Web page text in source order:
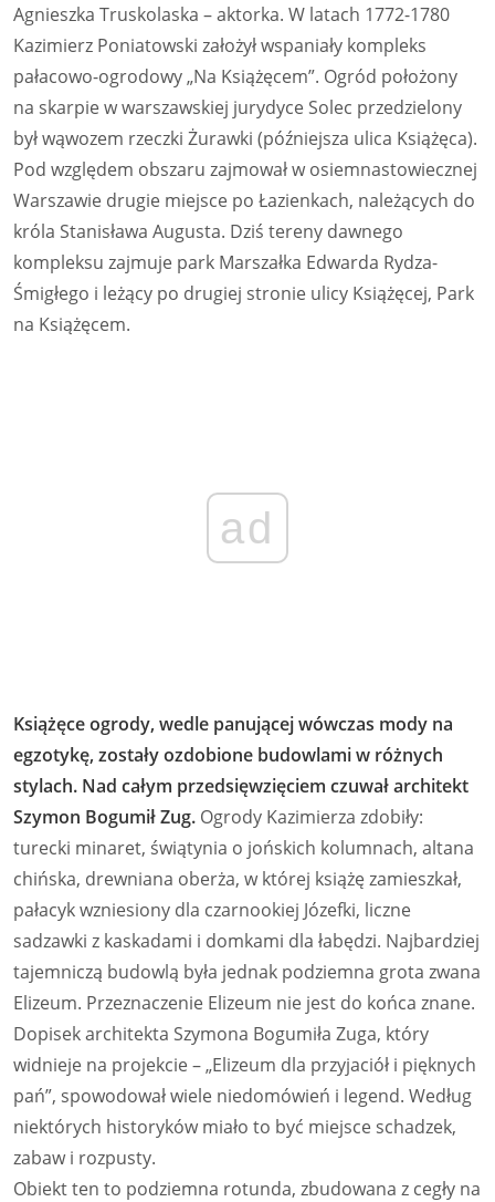
Agnieszka Truskolaska – aktorka. W latach 1772-1780
Kazimierz Poniatowski założył wspaniały kompleks
pałacowo-ogrodowy „Na Książęcem”. Ogród położony
na skarpie w warszawskiej jurydyce Solec przedzielony
był wąwozem rzeczki Żurawki (późniejsza ulica Książęca).
Pod względem obszaru zajmował w osiemnastowiecznej
Warszawie drugie miejsce po Łazienkach, należących do
króla Stanisława Augusta. Dziś tereny dawnego
kompleksu zajmuje park Marszałka Edwarda Rydza-
Śmigłego i leżący po drugiej stronie ulicy Książęcej, Park
na Książęcem.
ad
Książęce ogrody, wedle panującej wówczas mody na
egzotykę, zostały ozdobione budowlami w różnych
stylach. Nad całym przedsięwzięciem czuwał architekt
Szymon Bogumił Zug. Ogrody Kazimierza zdobiły:
turecki minaret, świątynia o jońskich kolumnach, altana
chińska, drewniana oberża, w której książę zamieszkał,
pałacyk wzniesiony dla czarnookiej Józefki, liczne
sadzawki z kaskadami i domkami dla łabędzi. Najbardziej
tajemniczą budowlą była jednak podziemna grota zwana
Elizeum. Przeznaczenie Elizeum nie jest do końca znane.
Dopisek architekta Szymona Bogumiła Zuga, który
widnieje na projekcie – „Elizeum dla przyjaciół i pięknych
pań”, spowodował wiele niedomówień i legend. Według
niektórych historyków miało to być miejsce schadzek,
zabaw i rozpusty.
Obiekt ten to podziemna rotunda, zbudowana z cegły na